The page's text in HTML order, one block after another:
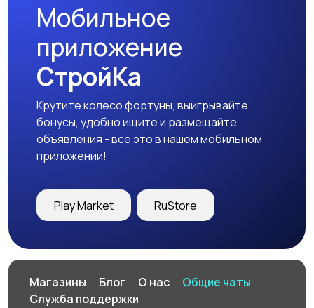
Мобильное
приложение
СтройКа
Крутите колесо фортуны, выигрывайте
бонусы, удобно ищите и размещайте
объявления - все это в нашем мобильном
приложении!
Play Market RuStore
Магазины Блог О нас
Общие чаты
Служба поддержки